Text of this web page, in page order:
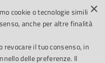
×
cookie o tecnologie simili
anche per altre finalità
il tuo consenso, in
delle preferenze. Il